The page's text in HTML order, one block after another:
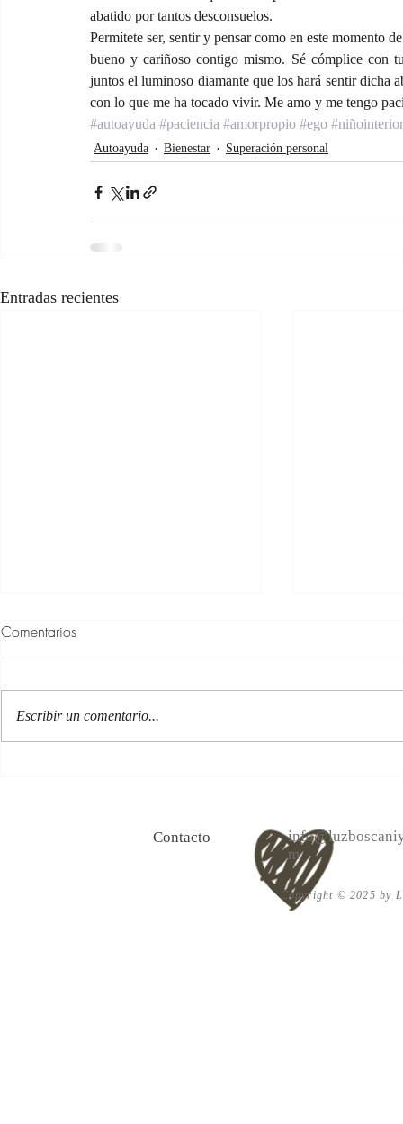
abatido por tantos desconsuelos.
Permítete ser, sentir y pensar como en este momento
bueno y cariñoso contigo mismo. Sé cómplice con
juntos el luminoso diamante que los hará sentir dicha
con lo que me ha tocado vivir. Me amo y me tengo
#autoayuda #paciencia #amorpropio #ego #niñointerior
Autoayuda Bienestar Superación personal
Entradas recientes
Comentarios
Escribir un comentario...
Contacto
m
Copyright © 2025 by